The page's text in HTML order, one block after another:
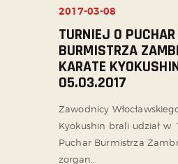
2017-03-08
TURNIEJ O PUCHAR
BURMISTRZA
KARATE
05.03.2017
Zawodnicy
Kyokushin brali udział w
Puchar Burmistrza
zorgan...